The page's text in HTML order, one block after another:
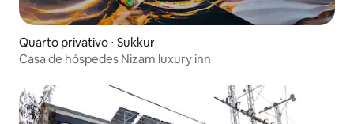
Quarto privativo ⋅ Sukkur
Casa de hóspedes Nizam luxury inn